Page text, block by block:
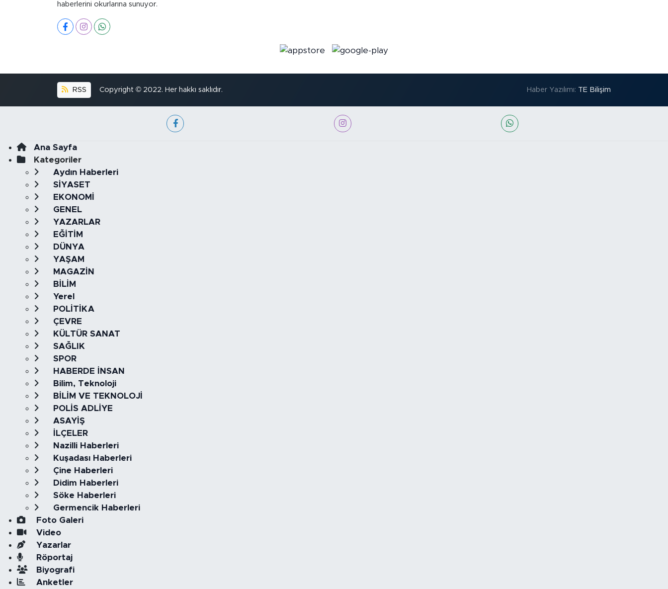
haberlerini okurlarına sunuyor.
RSS Copyright © 2022. Her hakkı saklıdır. Haber Yazılımı: TE Bilişim
Ana Sayfa
Kategoriler
Aydın Haberleri
SİYASET
EKONOMİ
GENEL
YAZARLAR
EĞİTİM
DÜNYA
YAŞAM
MAGAZİN
BİLİM
Yerel
POLİTİKA
ÇEVRE
KÜLTÜR SANAT
SAĞLIK
SPOR
HABERDE İNSAN
Bilim, Teknoloji
BİLİM VE TEKNOLOJİ
POLİS ADLİYE
ASAYİŞ
İLÇELER
Nazilli Haberleri
Kuşadası Haberleri
Çine Haberleri
Didim Haberleri
Söke Haberleri
Germencik Haberleri
Foto Galeri
Video
Yazarlar
Röportaj
Biyografi
Anketler